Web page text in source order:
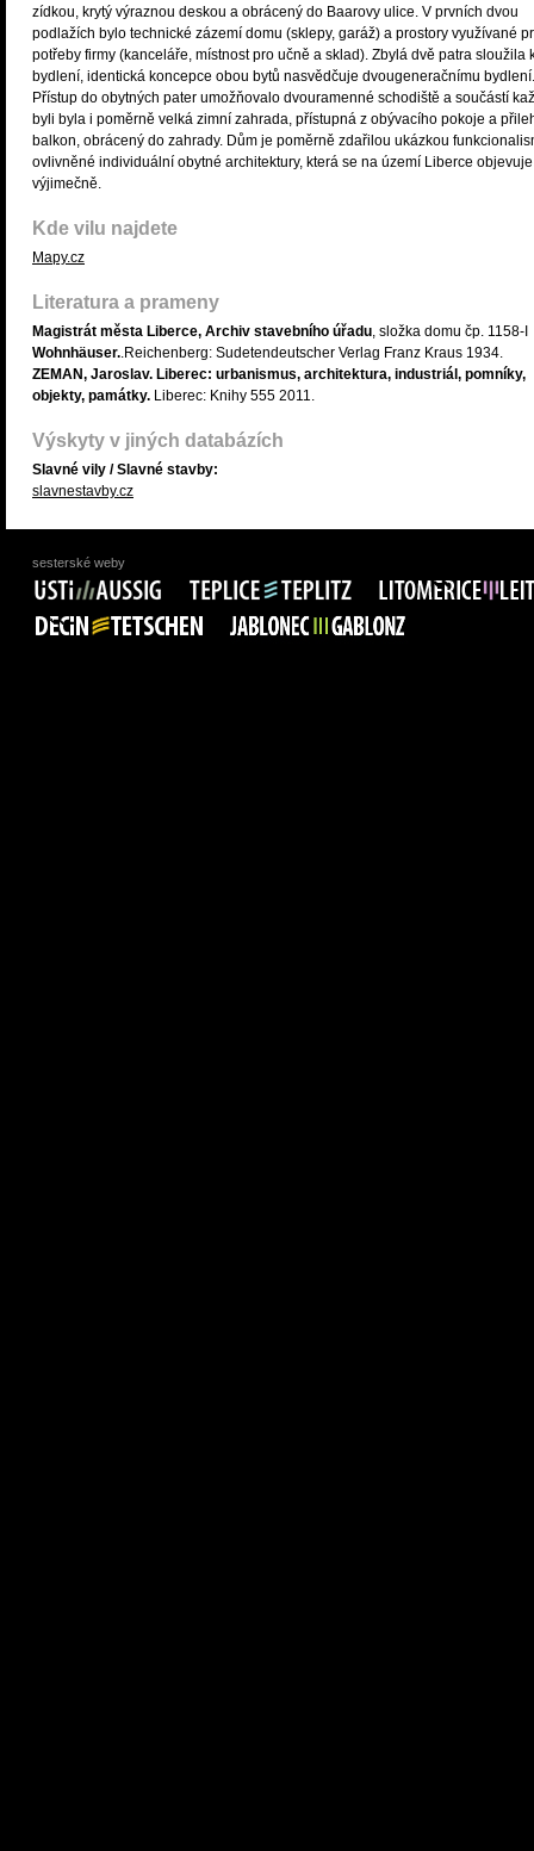
zídkou, krytý výraznou deskou a obrácený do Baarovy ulice. V prvních dvou
podlažích bylo technické zázemí domu (sklepy, garáž) a prostory využívané
potřeby firmy (kanceláře, místnost pro učně a sklad). Zbylá dvě patra sloužila
bydlení, identická koncepce obou bytů nasvědčuje dvougeneračnímu bydlení.
Přístup do obytných pater umožňovalo dvouramenné schodiště a součástí
byli byla i poměrně velká zimní zahrada, přístupná z obývacího pokoje a
balkon, obrácený do zahrady. Dům je poměrně zdařilou ukázkou
ovlivněné individuální obytné architektury, která se na území Liberce
výjimečně.
Kde vilu najdete
Mapy.cz
Literatura a prameny
Magistrát města Liberce, Archiv stavebního úřadu, složka domu čp. 1158-I
Wohnhäuser..Reichenberg: Sudetendeutscher Verlag Franz Kraus 1934.
ZEMAN, Jaroslav. Liberec: urbanismus, architektura, industriál, pomníky,
objekty, památky. Liberec: Knihy 555 2011.
Výskyty v jiných databázích
Slavné vily / Slavné stavby:
slavnestavby.cz
sesterské weby